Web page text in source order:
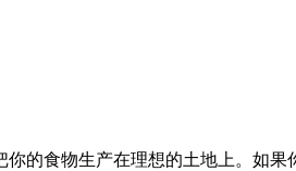
的食物生产在理想的土地上。如果